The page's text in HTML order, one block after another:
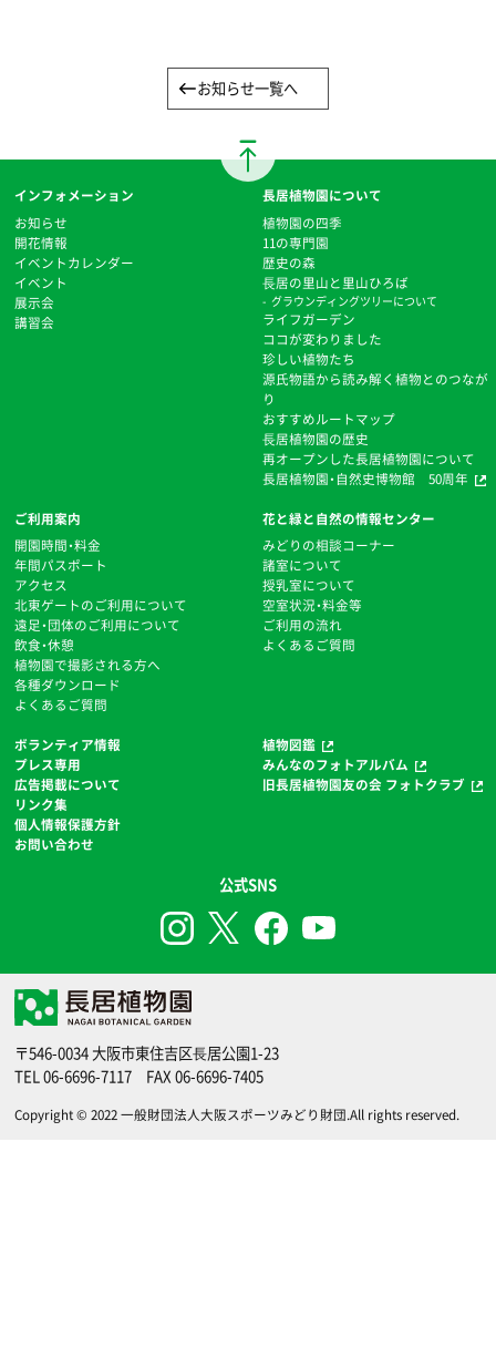
お知らせ一覧へ
インフォメーション
お知らせ
開花情報
イベントカレンダー
イベント
展示会
講習会
長居植物園について
植物園の四季
11の専門園
歴史の森
⻑居の里山と里山ひろば
グラウンディングツリーについて
ライフガーデン
ココが変わりました
珍しい植物たち
源氏物語から読み解く植物とのつなが
り
おすすめルートマップ
⻑居植物園の歴史
再オープンした長居植物園について
長居植物園・自然史博物館 50周年
ご利用案内
開園時間・料金
年間パスポート
アクセス
北東ゲートのご利用について
遠足・団体のご利用について
飲食・休憩
植物園で撮影される方へ
各種ダウンロード
よくあるご質問
花と緑と自然の情報センター
みどりの相談コーナー
諸室について
授乳室について
空室状況・料金等
ご利用の流れ
よくあるご質問
ボランティア情報
プレス専用
広告掲載について
リンク集
個人情報保護方針
お問い合わせ
植物図鑑
みんなのフォトアルバム
旧長居植物園友の会 フォトクラブ
公式SNS
〒546-0034 大阪市東住吉区⻑居公園1-23
TEL06-6696-7117 FAX 06-6696-7405
Copyright © 2022一般財団法人大阪スポーツみどり財団.All rights reserved.